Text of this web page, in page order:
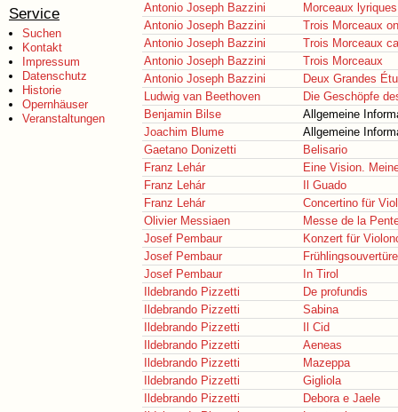
Service
Suchen
Kontakt
Impressum
Datenschutz
Historie
Opernhäuser
Veranstaltungen
Antonio Joseph Bazzini
Morceaux lyriques
Antonio Joseph Bazzini
Trois Morceaux
Antonio Joseph Bazzini
Trois Morceaux
Antonio Joseph Bazzini
Trois Morceaux
Antonio Joseph Bazzini
Deux Grandes
Ludwig van Beethoven
Die Geschöpfe
Benjamin Bilse
Allgemeine
Joachim Blume
Allgemeine
Gaetano Donizetti
Belisario
Franz Lehár
Eine Vision.
Franz Lehár
Il Guado
Franz Lehár
Concertino für
Olivier Messiaen
Messe de la
Josef Pembaur
Konzert für
Josef Pembaur
Frühlingsouvertüre
Josef Pembaur
In Tirol
Ildebrando Pizzetti
De profundis
Ildebrando Pizzetti
Sabina
Ildebrando Pizzetti
Il Cid
Ildebrando Pizzetti
Aeneas
Ildebrando Pizzetti
Mazeppa
Ildebrando Pizzetti
Gigliola
Ildebrando Pizzetti
Debora e Jaele